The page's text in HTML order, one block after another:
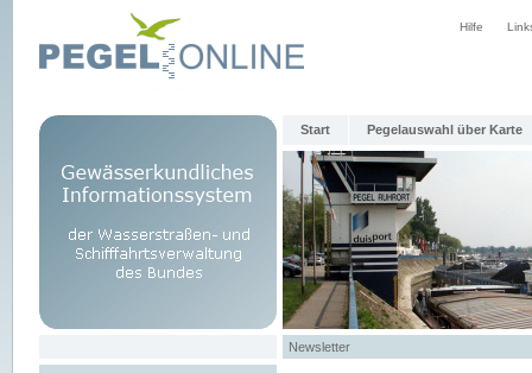
Hilfe
Start Pegelauswahl über Karte
Newsletter